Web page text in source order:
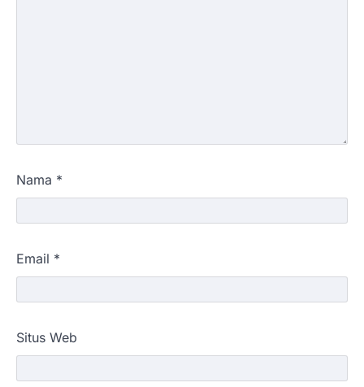
Nama *
Email *
Situs Web